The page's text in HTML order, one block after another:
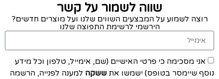
שווה לשמור על קשר
רוצה לשמוע על המבצעים השווים שלנו ועל מוצרים חדשים?
הירשמי לרשימת התפוצה שלנו
אני מסכימה כי פרטי האישיים (שם, אימייל, טלפון וכל מידע
נוסף שיימסר בטופס) ישמשו את ששקה למענה לפנייה, הרשמה